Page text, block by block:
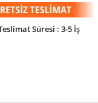
Süresi : 3-5 İş